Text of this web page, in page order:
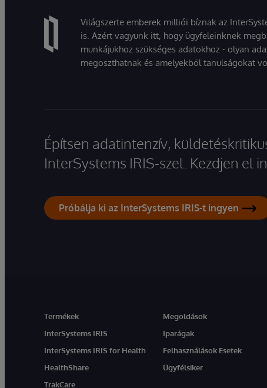
Világszerte emberek milliói bíznak az
is. Azért vagyunk itt, hogy ügyfeleinknek
munkájukhoz szükséges adatokhoz - olyan
megoszthatnak és amelyekből tanulságokat
Építsen adatintenzív,
InterSystems IRIS-szel. Kezdjen el
Próbálja ki az InterSystems IRIS-t ingyen
Termékek
InterSystems IRIS
InterSystems IRIS for Health
HealthShare
TrakCare
Megoldások
Iparágak
Felhasználások Esetek
Ügyfélsiker